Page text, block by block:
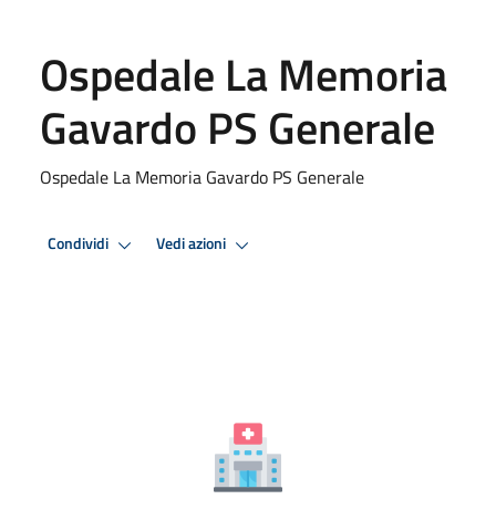
Ospedale La Memoria
Gavardo PS Generale
Ospedale La Memoria Gavardo PS Generale
Condividi Vedi azioni